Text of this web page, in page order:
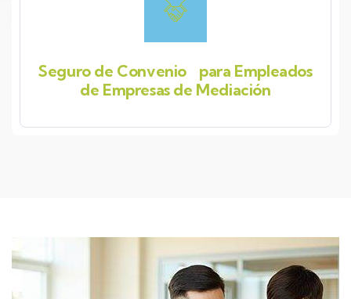
Seguro de Convenio para Empleados
de Empresas de Mediación